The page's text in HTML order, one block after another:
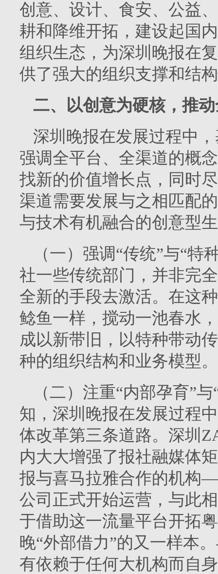
创意、设计、食安、公益
耕和降维开拓，建设起国
组织生态，为深圳晚报在
供了强大的组织支撑和结
二、以创意为硬核，推
深圳晚报在发展过程中
强调全平台、全渠道的概
找新的价值增长点，同时
渠道需要发展与之相匹配
与技术有机融合的创意型
（一）强调“传统”与“
社一些传统部门，并非完
全新的手段去激活。在这
鲶鱼一样，搅动一池春水
成以新带旧，以特种带动
种的组织结构和业务模型。
（二）注重“内部孕育”
知，深圳晚报在发展过程
体改革第三条道路。深圳
内大大增强了报社融媒体
报与喜马拉雅合作的机构
公司正式开始运营，与此
于借助这一流量平台开拓
晚“外部借力”的又一样本
有依赖于任何大机构而自